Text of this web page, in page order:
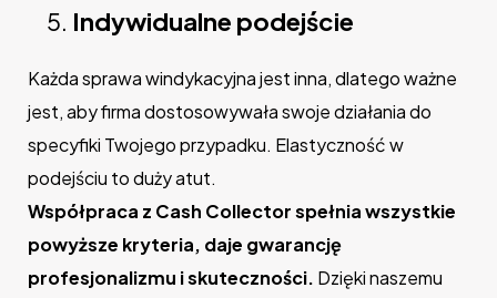
Indywidualne podejście
Każda sprawa windykacyjna jest inna, dlatego ważne
jest, aby firma dostosowywała swoje działania do
specyfiki Twojego przypadku. Elastyczność w
podejściu to duży atut.
Współpraca z Cash Collector spełnia wszystkie
powyższe kryteria, daje gwarancję
profesjonalizmu i skuteczności. Dzięki naszemu